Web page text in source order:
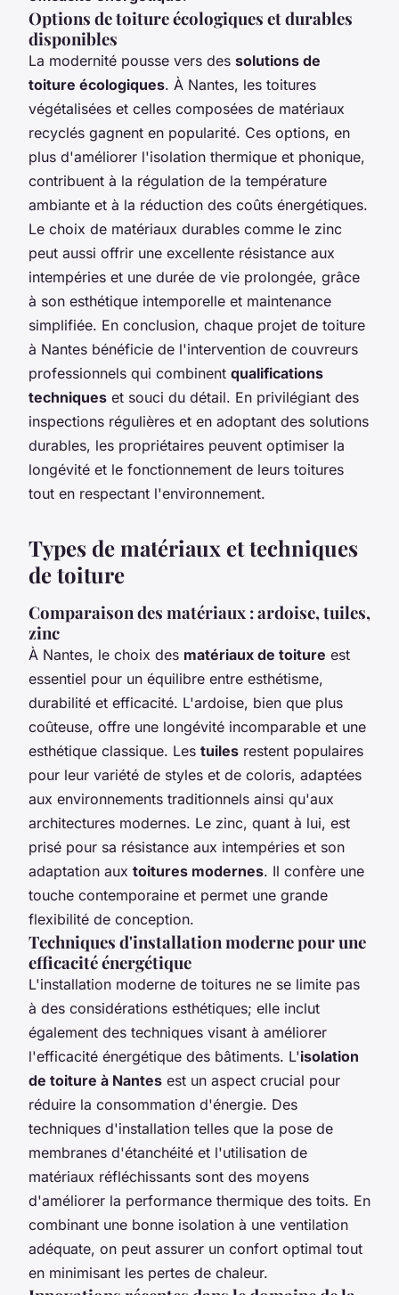
Options de toiture écologiques et durables
disponibles
La modernité pousse vers des solutions de
toiture écologiques. À Nantes, les toitures
végétalisées et celles composées de matériaux
recyclés gagnent en popularité. Ces options, en
plus d'améliorer l'isolation thermique et phonique,
contribuent à la régulation de la température
ambiante et à la réduction des coûts énergétiques.
Le choix de matériaux durables comme le zinc
peut aussi offrir une excellente résistance aux
intempéries et une durée de vie prolongée, grâce
à son esthétique intemporelle et maintenance
simplifiée. En conclusion, chaque projet de toiture
à Nantes bénéficie de l'intervention de couvreurs
professionnels qui combinent qualifications
techniques et souci du détail. En privilégiant des
inspections régulières et en adoptant des solutions
durables, les propriétaires peuvent optimiser la
longévité et le fonctionnement de leurs toitures
tout en respectant l'environnement.
Types de matériaux et techniques
de toiture
Comparaison des matériaux : ardoise, tuiles,
zinc
À Nantes, le choix des matériaux de toiture est
essentiel pour un équilibre entre esthétisme,
durabilité et efficacité. L'ardoise, bien que plus
coûteuse, offre une longévité incomparable et une
esthétique classique. Les tuiles restent populaires
pour leur variété de styles et de coloris, adaptées
aux environnements traditionnels ainsi qu'aux
architectures modernes. Le zinc, quant à lui, est
prisé pour sa résistance aux intempéries et son
adaptation aux toitures modernes. Il confère une
touche contemporaine et permet une grande
flexibilité de conception.
Techniques d'installation moderne pour une
efficacité énergétique
L'installation moderne de toitures ne se limite pas
à des considérations esthétiques; elle inclut
également des techniques visant à améliorer
l'efficacité énergétique des bâtiments. L'isolation
de toiture à Nantes est un aspect crucial pour
réduire la consommation d'énergie. Des
techniques d'installation telles que la pose de
membranes d'étanchéité et l'utilisation de
matériaux réfléchissants sont des moyens
d'améliorer la performance thermique des toits. En
combinant une bonne isolation à une ventilation
adéquate, on peut assurer un confort optimal tout
en minimisant les pertes de chaleur.